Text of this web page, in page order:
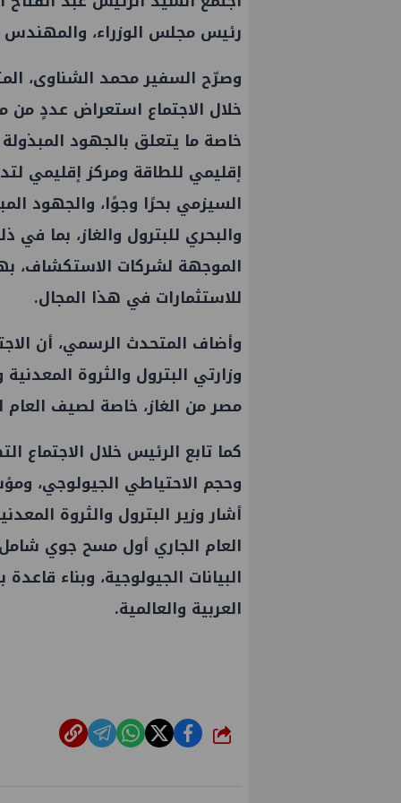
رئيس مجلس الوزراء، والمهندس
وصرّح السفير محمد الشناوى،
خلال الاجتماع استعراض عددٍ من
خاصة ما يتعلق بالجهود
إقليمي للطاقة ومركز إقليمي
السيزمي بحرًا وجوًا، والجهود
والبحري للبترول والغاز، بما في
الموجهة لشركات الاستكشاف،
للاستثمارات في هذا المجال.
وأضاف المتحدث الرسمي، أن
وزارتي البترول والثروة
مصر من الغاز، خاصة لصيف العام
كما تابع الرئيس خلال الاجتماع
وحجم الاحتياطي الجيولوجي،
أشار وزير البترول والثروة
البيانات الجيولوجية، وبناء
العربية والعالمية.
شارك